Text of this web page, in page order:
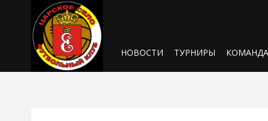
НОВОСТИ ТУРНИРЫ КОМАНДА